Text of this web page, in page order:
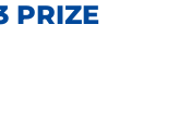
PRIZE